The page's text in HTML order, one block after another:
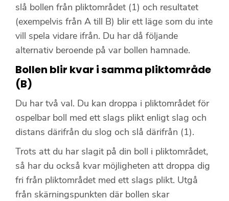
slå bollen från pliktområdet (1) och resultatet
(exempelvis från A till B) blir ett läge som du inte
vill spela vidare ifrån. Du har då följande
alternativ beroende på var bollen hamnade.
Bollen blir kvar i samma pliktområde
(B)
Du har två val. Du kan droppa i pliktområdet för
ospelbar boll med ett slags plikt enligt slag och
distans därifrån du slog och slå därifrån (1).
Trots att du har slagit på din boll i pliktområdet,
så har du också kvar möjligheten att droppa dig
fri från pliktområdet med ett slags plikt. Utgå
från skärningspunkten där bollen skar